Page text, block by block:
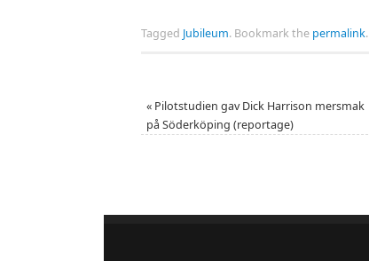
Tagged Jubileum. Bookmark the permalink.
«Pilotstudien gav Dick Harrison mersmak
på Söderköping (reportage)